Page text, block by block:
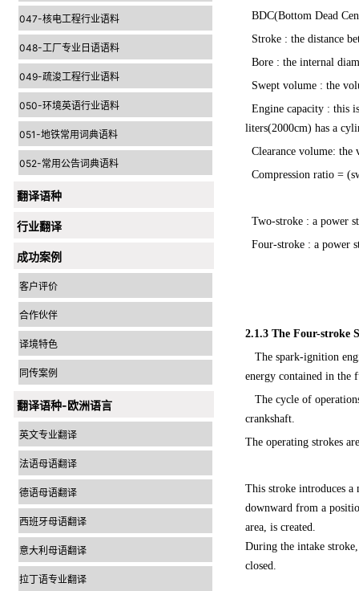
047-核电工程行业语料
048-工厂专业日语语料
049-疏浚工程行业语料
050-环境英语行业语料
051-地铁常用词典语料
052-常用公告词典语料
翻译语种
行业翻译
成功案例
客户评价
合作伙伴
译境特色
同传案例
翻译语种-欧洲语言
英文专业翻译
法语母语翻译
德语母语翻译
西班牙母语翻译
意大利母语翻译
拉丁语专业翻译
BDC(Bottom Dead
Stroke : the distance
Bore : the internal
Swept volume : the
Engine capacity : this
liters(2000cm) has a
Clearance volume:
Compression ratio =
Two-stroke : a power
Four-stroke : a power
2.1.3 The Four-stroke
The spark-ignition
energy contained in the
The cycle of
crankshaft.
The operating strokes
This stroke introduces a
downward from a
area, is created.
During the intake
closed.